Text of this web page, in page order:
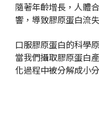
隨著年齡增長，人體
響，導致膠原蛋白流
口服膠原蛋白的科學
當我們攝取膠原蛋白
化過程中被分解成小